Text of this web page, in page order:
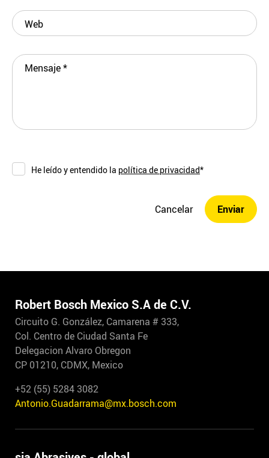
Web
Mensaje*
He leído y entendido la política de privacidad*
Cancelar Enviar
Robert Bosch Mexico S.A de C.V.
Circuito G. González, Camarena # 333,
Col. Centro de Ciudad Santa Fe
Delegacion Alvaro Obregon
CP 01210, CDMX, Mexico
+52 (55) 5284 3082
Antonio.Guadarrama@mx.bosch.com